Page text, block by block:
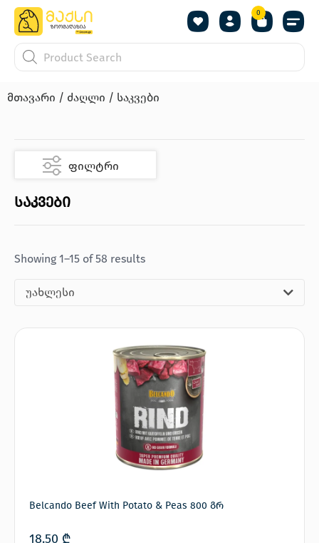
0
მთავარი / ძაღლი / საკვები
ფილტრი
საკვები
Showing 1–15 of 58 results
უახლესი
Belcando Beef With Potato & Peas 800 გრ
18.50 ₾